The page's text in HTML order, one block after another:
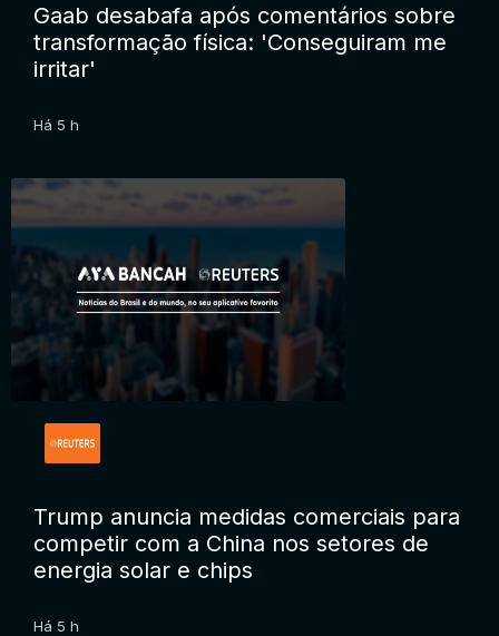
Gaab desabafa após comentários sobre
transformação física: 'Conseguiram me
irritar'
Há 5 h
Trump anuncia medidas comerciais para
competir com a China nos setores de
energia solar e chips
Há 5 h